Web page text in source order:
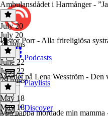
Podcasts
Playlists
Discover
Ambulansdådet i Harmånger -
July 20
July 20
25 mins
Pastor Porr - Alla frireligiösa
June 22
June 22
29 mins
Mordet på Lena Wesström - Den
May 18
May 18
Min pappa mördade min